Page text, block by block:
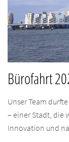
Bürofahrt
Unser Team
– einer Stadt, die
Innovation und